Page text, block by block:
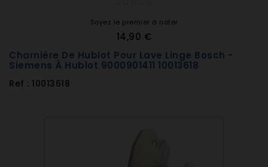
Soyez le premier à noter
14,90 €
Charnière De Hublot Pour Lave Linge Bosch -
Siemens À Hublot 9000901411 10013618
Ref : 10013618